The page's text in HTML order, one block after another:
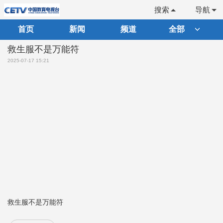
导航
搜索
首页 新闻 频道 全部
救生服不是万能符
2025-07-17 15:21
救生服不是万能符